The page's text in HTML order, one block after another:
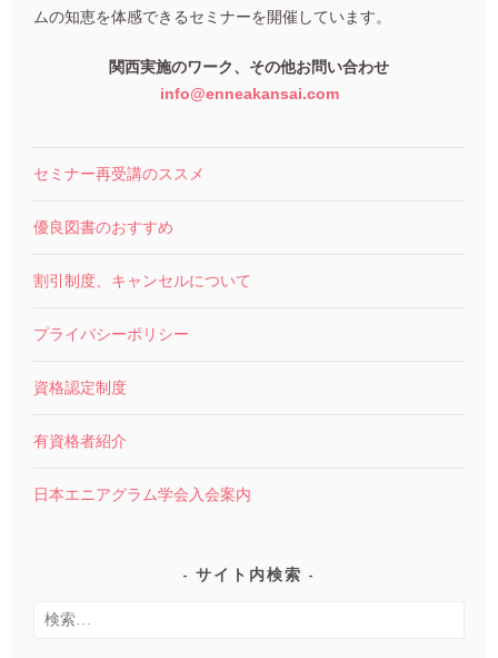
ムの知恵を体感できるセミナーを開催しています。
関西実施のワーク、その他お問い合わせ
info@enneakansai.com
セミナー再受講のススメ
優良図書のおすすめ
割引制度、キャンセルについて
プライバシーポリシー
資格認定制度
有資格者紹介
日本エニアグラム学会入会案内
サイト内検索
検